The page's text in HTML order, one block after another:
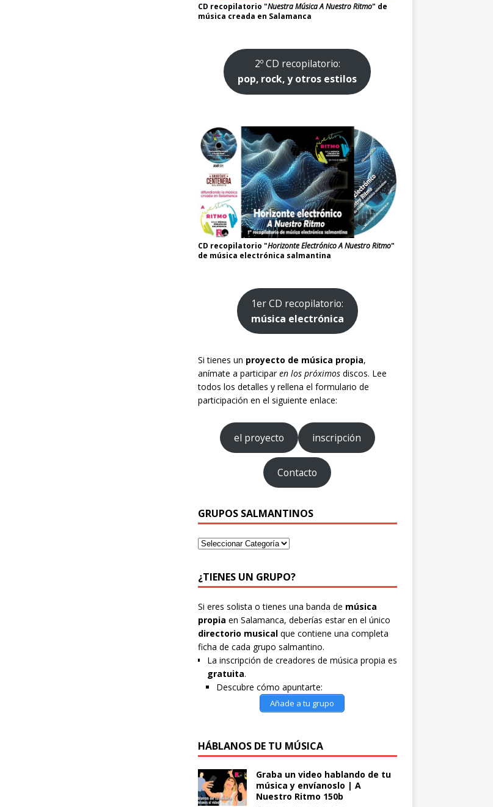
CD recopilatorio "Nuestra Música A Nuestro Ritmo" de
música creada en Salamanca
2º CD recopilatorio:
pop, rock, y otros estilos
CD recopilatorio "Horizonte Electrónico A Nuestro Ritmo"
de música electrónica salmantina
1er CD recopilatorio:
música electrónica
Si tienes un proyecto de música propia,
anímate a participaren los próximosdiscos. Lee
todos los detalles y rellena el formulario de
participación en el siguiente enlace:
el proyecto inscripción
Contacto
GRUPOS SALMANTINOS
¿TIENES UN GRUPO?
Si eres solista o tienes una banda de música
propia en Salamanca, deberías estar en el único
directorio musicalque contiene una completa
ficha de cada grupo salmantino.
La inscripción de creadores de música propia es
gratuita.
Descubre cómo apuntarte:
Añade a tu grupo
HÁBLANOS DE TU MÚSICA
Graba un video hablando de tu
música y envíanoslo | A
Nuestro Ritmo 150b